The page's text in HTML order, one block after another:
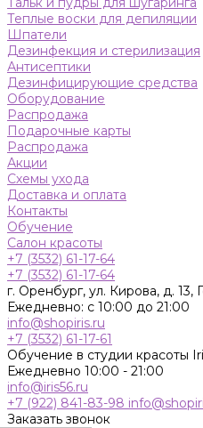
Теплые воски для депиляции
Шпатели
Дезинфекция и стерилизация
Антисептики
Дезинфицирующие средства
Оборудование
Распродажа
Подарочные карты
Распродажа
Акции
Схемы ухода
Доставка и оплата
Контакты
Обучение
Салон красоты
+7 (3532) 61-17-64
+7 (3532) 61-17-64
г. Оренбург, ул. Кирова, д. 13,
Ежедневно: с 10:00 до 21:00
info@shopiris.ru
+7 (3532) 61-17-61
Обучение в студии красоты
Ежедневно 10:00 - 21:00
info@iris56.ru
+7 (922) 841-83-98
Заказать звонок